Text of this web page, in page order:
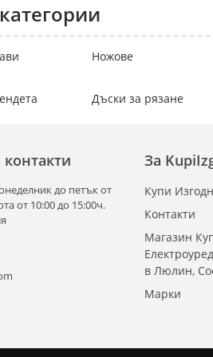
Ножове
Дъски за рязане
до петък от
от 10:00 до 15:00ч.
За
Купи
Контакти
Магазин
в Люлин,
Марки